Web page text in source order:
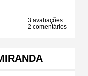
3 avaliações
2 comentários